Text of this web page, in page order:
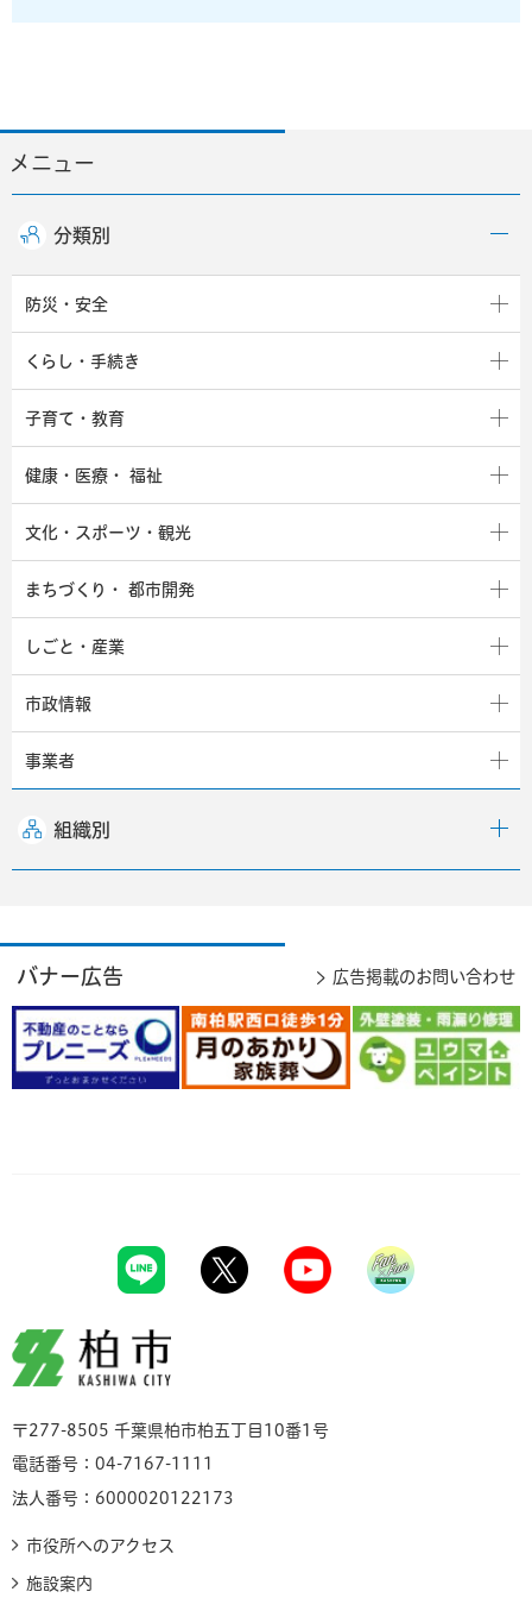
メニュー
分類別
防災・安全
くらし・手続き
子育て・教育
健康・医療・ 福祉
文化・スポーツ・観光
まちづくり・ 都市開発
しごと・産業
市政情報
事業者
組織別
バナー広告 広告掲載のお問い合わせ
柏市
〒277-8505 千葉県柏市柏五丁目10番1号
電話番号：04-7167-1111
法人番号：6000020122173
市役所へのアクセス
施設案内